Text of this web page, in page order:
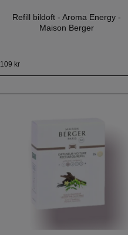
Refill bildoft - Aroma Energy -
Maison Berger
109 kr